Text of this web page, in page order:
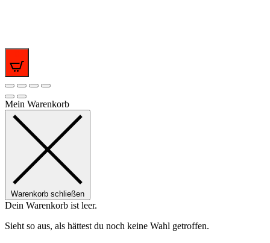
Mein Warenkorb
Warenkorb schließen
Dein Warenkorb ist leer.
Sieht so aus, als hättest du noch keine Wahl getroffen.